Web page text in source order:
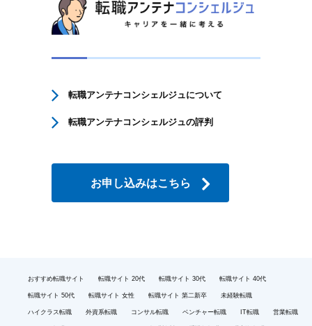
転職アンテナコンシェルジュについて
転職アンテナコンシェルジュの評判
お申し込みはこちら
おすすめ転職サイト 転職サイト 20代 転職サイト 30代 転職サイト 40代
転職サイト 50代 転職サイト 女性 転職サイト 第二新卒 未経験転職
ハイクラス転職 外資系転職 コンサル転職 ベンチャー転職 IT転職 営業転職